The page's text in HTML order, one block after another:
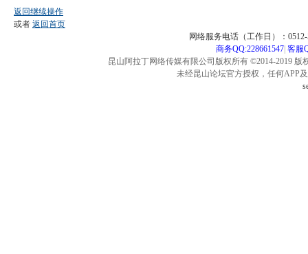
返回继续操作
或者 返回首页
网络服务电话（工作日）：
商务QQ:228661547| 客服
昆山阿拉丁网络传媒有限公司版权所有 ©2014-2019
未经昆山论坛官方授权，任何APP